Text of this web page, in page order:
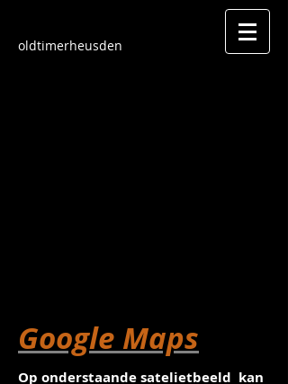
oldtimerheusden
Google Maps
Op onderstaande satelietbeeld kan